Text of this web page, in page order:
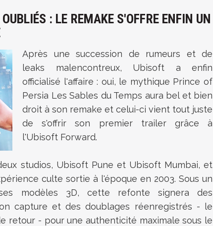
: LE REMAKE S'OFFRE ENFIN UN
Après une succession de rumeurs et de
leaks malencontreux, Ubisoft a enfin
officialisé l'affaire : oui, le mythique Prince of
Persia Les Sables du Temps aura bel et bien
droit à son remake et celui-ci vient tout juste
de s'offrir son premier trailer grâce à
l'Ubisoft Forward.
studios, Ubisoft Pune et Ubisoft Mumbai, et
culte sortie à l'époque en 2003. Sous un
modèles 3D, cette refonte signera des
capture et des doublages réenregistrés - le
retour - pour une authenticité maximale sous le